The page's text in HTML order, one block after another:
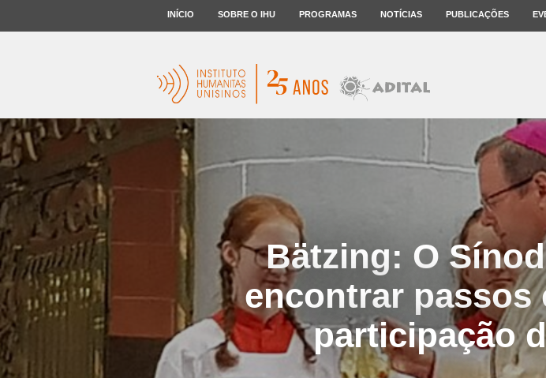
INÍCIO SOBRE O IHU PROGRAMAS NOTÍCIAS PUBLICAÇÕES
Bätzing: O
encontrar passos
participação